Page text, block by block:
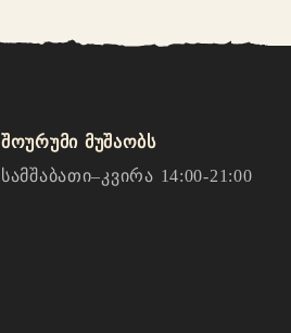
შოურუმი მუშაობს
სამშაბათი–კვირა 14:00-21:00